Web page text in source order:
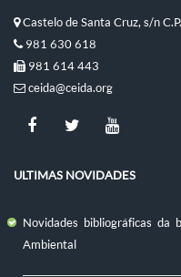
Castelo de Santa Cruz, s/n
981 630 618
981 614 443
ceida@ceida.org
ULTIMAS NOVIDADES
Novidades bibliográficas da
Ambiental